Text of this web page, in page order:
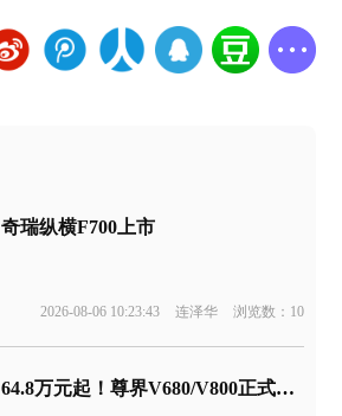
奇瑞纵横F700上市
2026-08-06 10:23:43 连泽华 浏览数：10
64.8万元起！尊界V680/V800正式上市